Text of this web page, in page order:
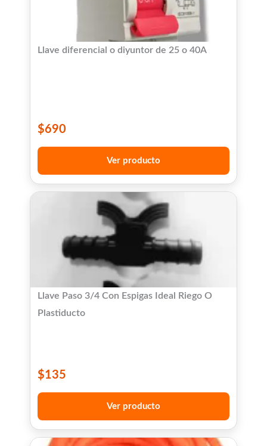
Llave diferencial o diyuntor de 25 o 40A
$690
Ver producto
Llave Paso 3/4 Con Espigas Ideal Riego O
Plastiducto
$135
Ver producto